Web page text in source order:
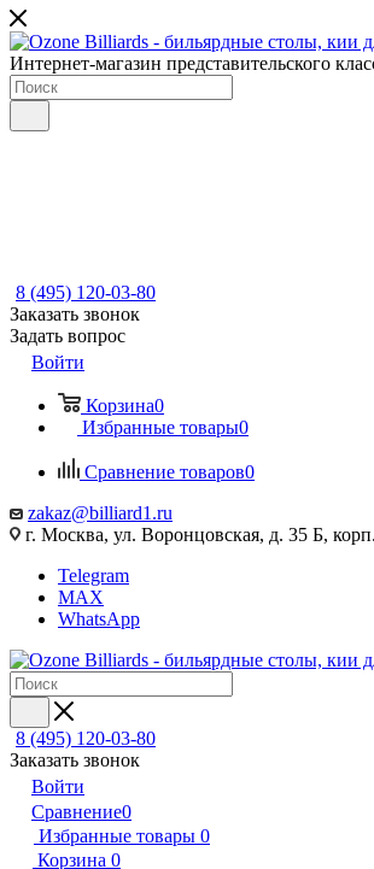
Интернет-магазин представительского
8 (495) 120-03-80
Заказать звонок
Задать вопрос
Войти
Корзина0
Избранные товары0
Сравнение товаров0
zakaz@billiard1.ru
г. Москва, ул. Воронцовская, д. 35 Б,
Telegram
MAX
WhatsApp
8 (495) 120-03-80
Заказать звонок
Войти
Сравнение0
Избранные товары 0
Корзина 0